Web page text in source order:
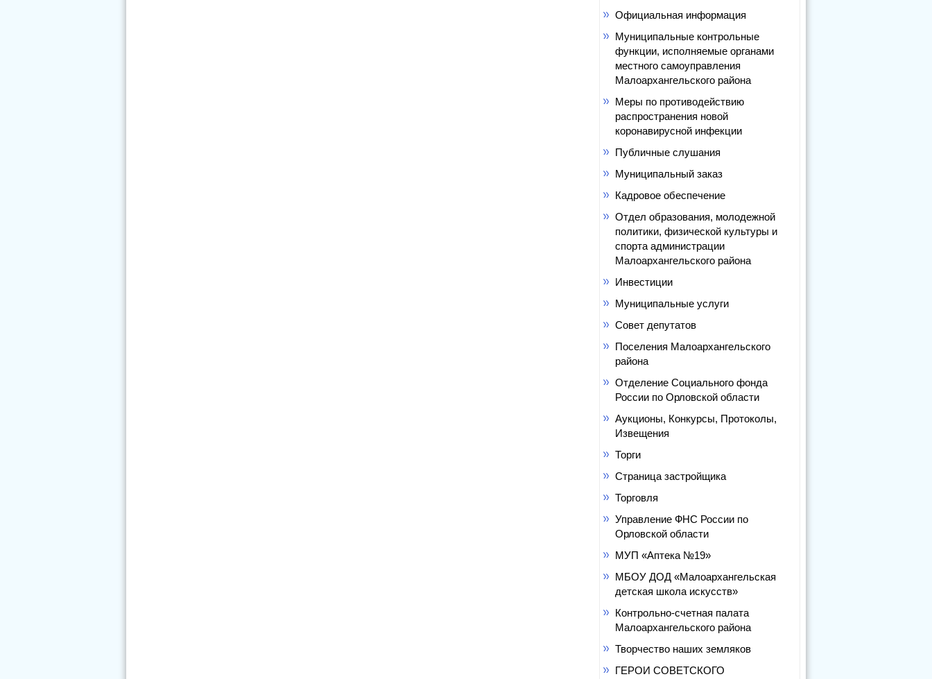
Официальная информация
Муниципальные контрольные
функции, исполняемые органами
местного самоуправления
Малоархангельского района
Меры по противодействию
распространения новой
коронавирусной инфекции
Публичные слушания
Муниципальный заказ
Кадровое обеспечение
Отдел образования, молодежной
политики, физической культуры и
спорта администрации
Малоархангельского района
Инвестиции
Муниципальные услуги
Совет депутатов
Поселения Малоархангельского
района
Отделение Социального фонда
России по Орловской области
Аукционы, Конкурсы, Протоколы,
Извещения
Торги
Страница застройщика
Торговля
Управление ФНС России по
Орловской области
МУП «Аптека №19»
МБОУ ДОД «Малоархангельская
детская школа искусств»
Контрольно-счетная палата
Малоархангельского района
Творчество наших земляков
ГЕРОИ СОВЕТСКОГО